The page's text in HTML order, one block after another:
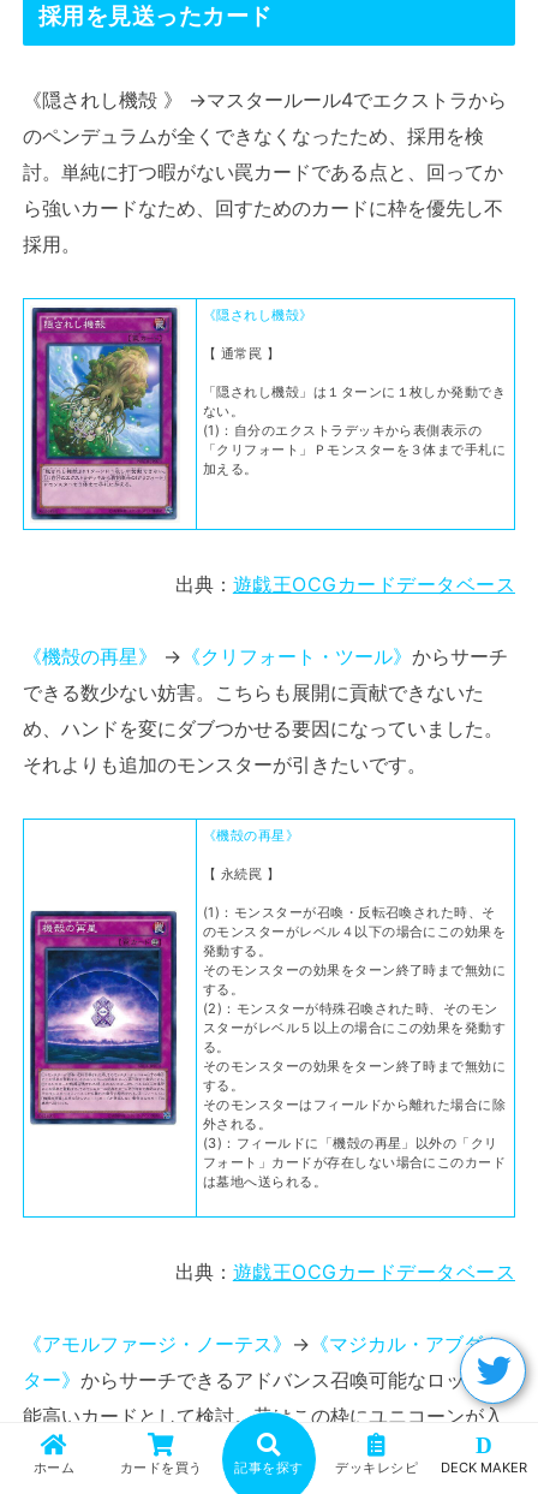
採用を見送ったカード
《隠されし機殻 》 →マスタールール4でエクストラから
のペンデュラムが全くできなくなったため、採用を検
討。単純に打つ暇がない罠カードである点と、回ってか
ら強いカードなため、回すためのカードに枠を優先し不
採用。
《隠されし機殻》
【 通常罠 】
「隠されし機殻」は１ターンに１枚しか発動でき
ない。
(1)：自分のエクストラデッキから表側表示の
「クリフォート」Ｐモンスターを３体まで手札に
加える。
出典： 遊戯王OCGカードデータベース
《機殻の再星》 → 《クリフォート・ツール》 からサーチ
できる数少ない妨害。こちらも展開に貢献できないた
め、ハンドを変にダブつかせる要因になっていました。
それよりも追加のモンスターが引きたいです。
《機殻の再星》
【 永続罠 】
(1)：モンスターが召喚・反転召喚された時、そ
のモンスターがレベル４以下の場合にこの効果を
発動する。
そのモンスターの効果をターン終了時まで無効に
する。
(2)：モンスターが特殊召喚された時、そのモン
スターがレベル５以上の場合にこの効果を発動す
る。
そのモンスターの効果をターン終了時まで無効に
する。
そのモンスターはフィールドから離れた場合に除
外される。
(3)：フィールドに「機殻の再星」以外の「クリ
フォート」カードが存在しない場合にこのカード
は墓地へ送られる。
出典： 遊戯王OCGカードデータベース
《アモルファージ・ノーテス》 → 《マジカル・アブダク
ター》 からサーチできるアドバンス召喚可能なロック性
能高いカードとして検討。昔はこの枠にユニコーンが入
っていました。帰ってきてくれたりしませんかね？無理
ですよね、すみません調子乗りました。自分の首を絞め
ホーム カードを買う 記事を探す デッキレシピ
D
DECK MAKER